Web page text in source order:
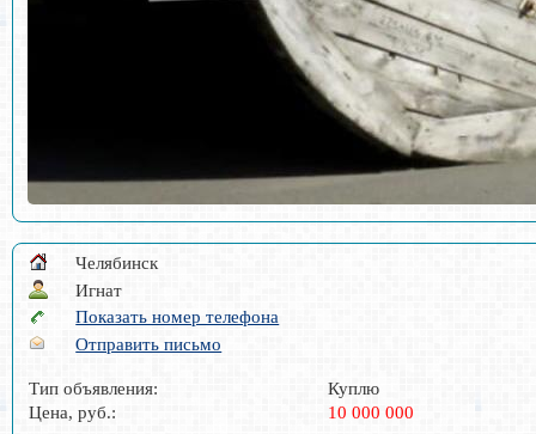
Челябинск
Игнат
Показать номер телефона
Отправить письмо
Тип объявления:
Куплю
Цена, руб.:
10 000 000